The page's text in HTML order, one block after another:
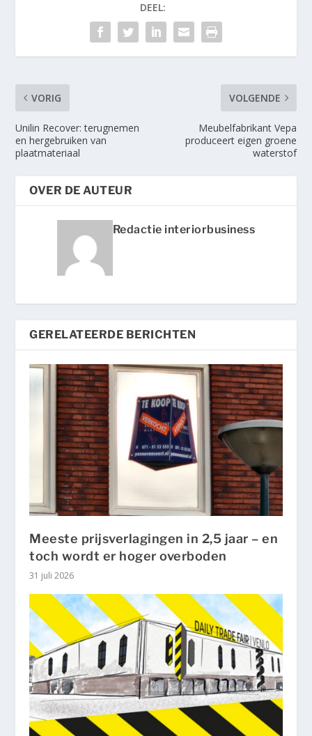
DEEL:
VORIG
Unilin Recover: terugnemen
en hergebruiken van
plaatmateriaal
VOLGENDE
Meubelfabrikant Vepa
produceert eigen groene
waterstof
OVER DE AUTEUR
Redactie interiorbusiness
GERELATEERDE BERICHTEN
Meeste prijsverlagingen in 2,5 jaar – en
toch wordt er hoger overboden
31 juli 2026